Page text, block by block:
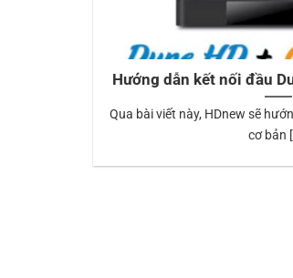
Hướng dẫn kết nối đầu
Qua bài viết này, HDnew sẽ
cơ bản